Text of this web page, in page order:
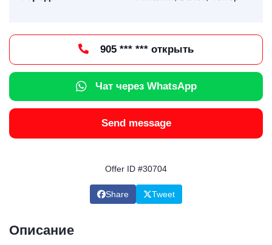
905 *** *** открыть
Чат через WhatsApp
Send message
Offer ID #30704
Share Tweet
Описание